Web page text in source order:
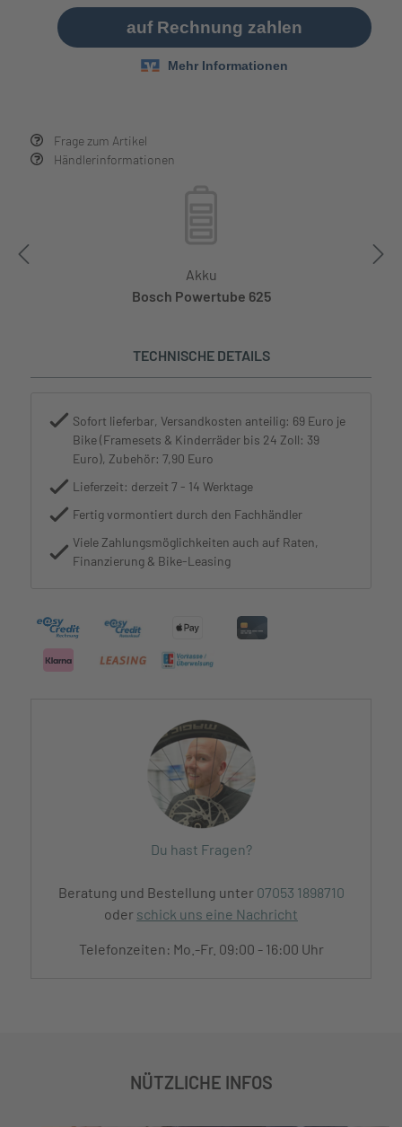
Frage zum Artikel
Händlerinformationen
Akku
Bosch Powertube 625
TECHNISCHE DETAILS
Sofort lieferbar, Versandkosten anteilig: 69 Euro je
Bike (Framesets & Kinderräder bis 24 Zoll: 39
Euro), Zubehör: 7,90 Euro
Lieferzeit: derzeit 7 - 14 Werktage
Fertig vormontiert durch den Fachhändler
Viele Zahlungsmöglichkeiten auch auf Raten,
Finanzierung & Bike-Leasing
Du hast Fragen?
Beratung und Bestellung unter 07053 1898710
oder schick uns eine Nachricht
Telefonzeiten: Mo.-Fr. 09:00 - 16:00 Uhr
NÜTZLICHE INFOS